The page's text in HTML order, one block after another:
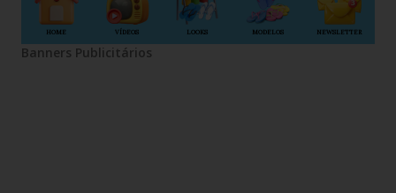
HOME VÍDEOS LOOKS MODELOS NEWSLETTER
Banners Publicitários